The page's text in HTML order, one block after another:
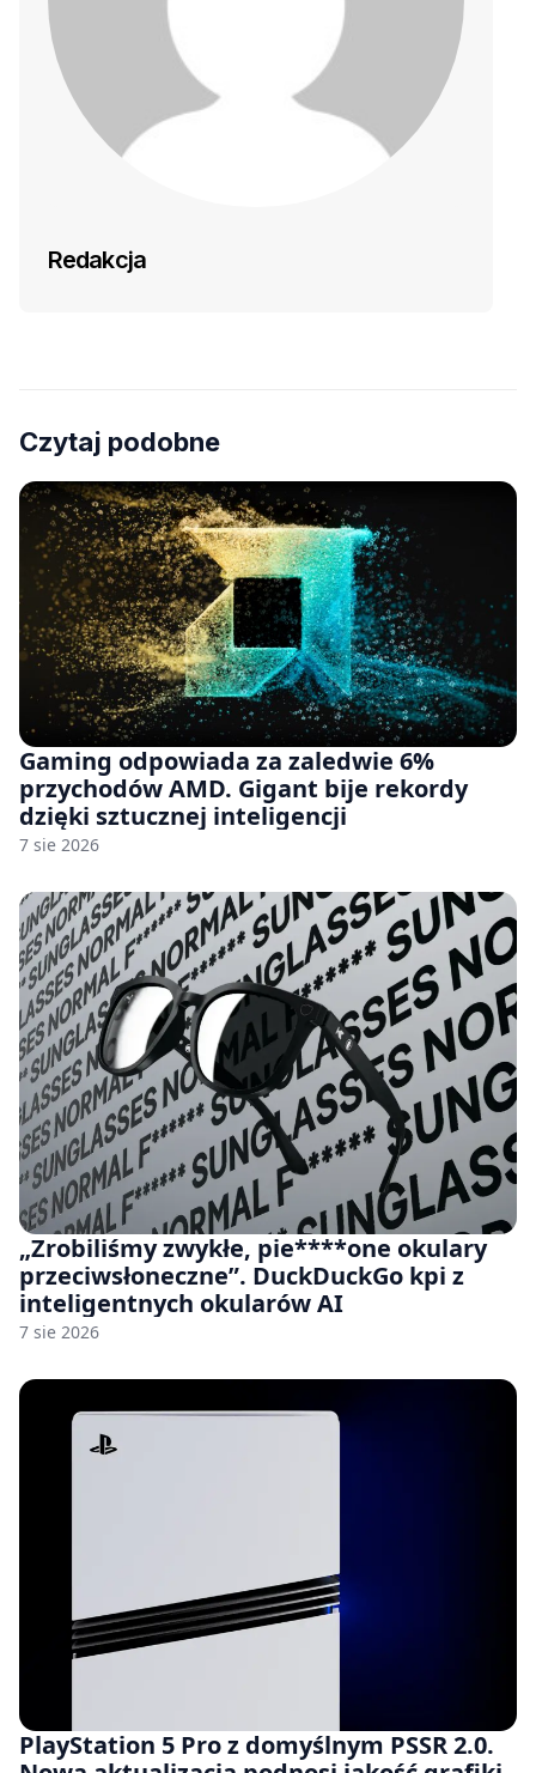
Redakcja
Czytaj podobne
Gaming odpowiada za zaledwie 6%
przychodów AMD. Gigant bije rekordy
dzięki sztucznej inteligencji
7 sie 2026
„Zrobiliśmy zwykłe, pie****one okulary
przeciwsłoneczne”. DuckDuckGo kpi z
inteligentnych okularów AI
7 sie 2026
PlayStation 5 Pro z domyślnym PSSR 2.0.